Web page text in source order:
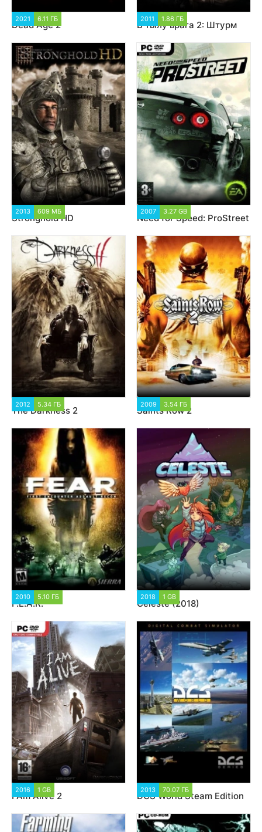
2021 6.11 ГБ
Dead Age 2
2011 1.86 ГБ
В тылу врага 2: Штурм
2013 609 МБ
Stronghold HD
2007 3.27 GB
Need for Speed: ProStreet
2012 5.34 ГБ
The Darkness 2
2009 3.54 ГБ
Saints Row 2
2010 5.10 ГБ
F.E.A.R.
2018 1 GB
Celeste (2018)
2016 1 GB
I Am Alive 2
2013 70.07 ГБ
DCS World Steam Edition